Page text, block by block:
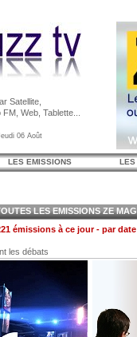
Satellite,
Web, Tablette...
06 Août
LES EMISSIONS LES
LES EMISSIONS ZE MAG
émissions à ce jour - par
les débats